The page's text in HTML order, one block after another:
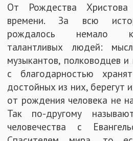
От Рождества
времени. За всю
рождалось немало
талантливых людей:
музыкантов, полководцев
с благодарностью
достойных из них, берегут
от рождения человека не
Так по-другому
человечества с